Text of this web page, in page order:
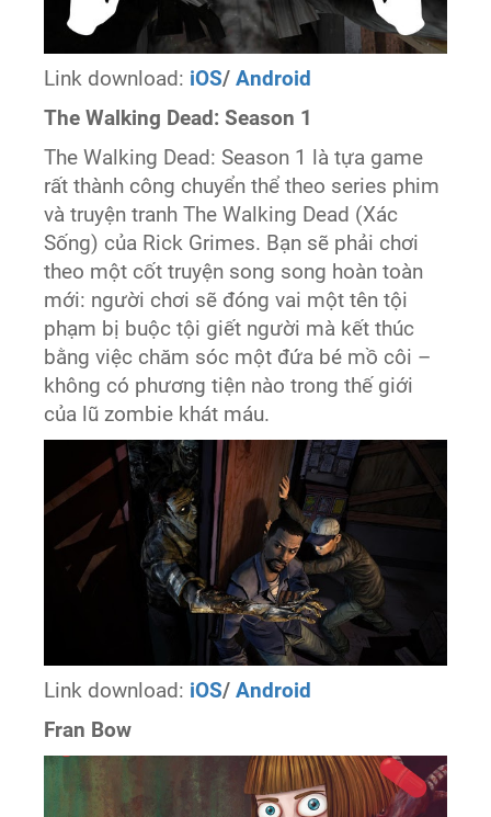
Link download: iOS/Android
The Walking Dead: Season 1
The Walking Dead: Season 1 là tựa game
rất thành công chuyển thể theo series phim
và truyện tranh The Walking Dead (Xác
Sống) của Rick Grimes. Bạn sẽ phải chơi
theo một cốt truyện song song hoàn toàn
mới: người chơi sẽ đóng vai một tên tội
phạm bị buộc tội giết người mà kết thúc
bằng việc chăm sóc một đứa bé mồ côi –
không có phương tiện nào trong thế giới
của lũ zombie khát máu.​
Link download: iOS/Android
Fran Bow